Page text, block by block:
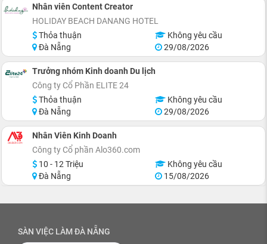
Nhân viên Content Creator
HOLIDAY BEACH DANANG HOTEL
Thỏa thuận
Không yêu cầu
Đà Nẵng
29/08/2026
Trưởng nhóm Kinh doanh Du lịch
Công ty Cổ Phần ELITE 24
Thỏa thuận
Không yêu cầu
Đà Nẵng
29/08/2026
Nhân Viên Kinh Doanh
Công ty Cổ phần Alo360.com
10 - 12 Triệu
Không yêu cầu
Đà Nẵng
15/08/2026
SÀN VIỆC LÀM ĐÀ NẴNG